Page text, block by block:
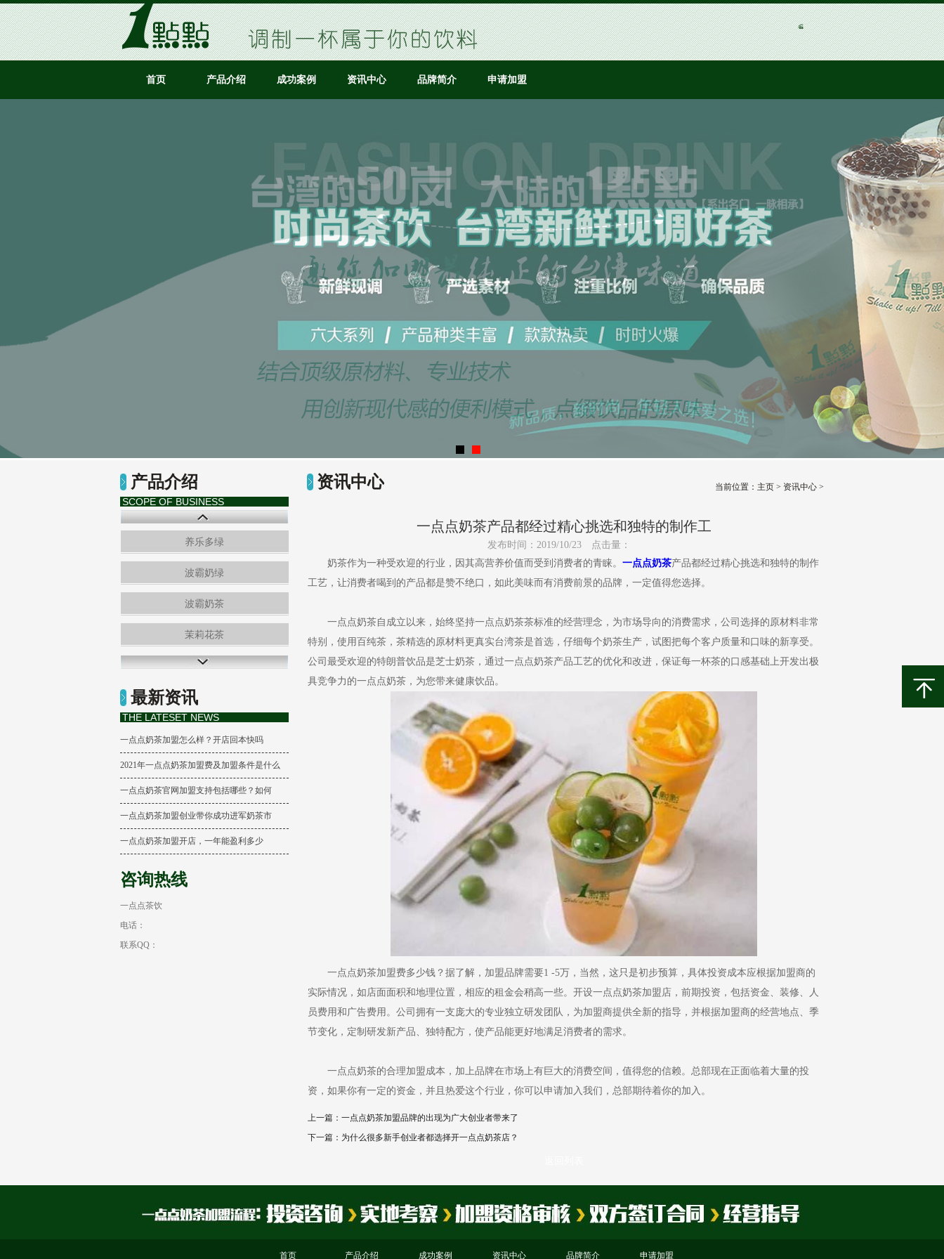
首页 产品介绍 成功案例 资讯中心 品牌简介 申请加盟
产品介绍
SCOPE OF BUSINESS
养乐多绿
波霸奶绿
波霸奶茶
茉莉花茶
冻顶乌龙茶
柠檬养乐多
最新资讯
THE LATESET NEWS
一点点奶茶加盟怎么样？开店回本快吗
2021年一点点奶茶加盟费及加盟条件是什么
一点点奶茶官网加盟支持包括哪些？如何
一点点奶茶加盟创业带你成功进军奶茶市
一点点奶茶加盟开店，一年能盈利多少
咨询热线
一点点茶饮
电话：
联系QQ：
资讯中心 当前位置： 主页 > 资讯中心 >
一点点奶茶产品都经过精心挑选和独特的制作工
发布时间：2019/10/23
点击量：
奶茶作为一种受欢迎的行业，因其高营养价值而受到消费者的青睐。 一点点奶茶产品都经过精心挑选和独特的制作
工艺，让消费者喝到的产品都是赞不绝口，如此美味而有消费前景的品牌，一定值得您选择。
一点点奶茶自成立以来，始终坚持一点点奶茶茶标准的经营理念，为市场导向的消费需求，公司选择的原材料非常
特别，使用百纯茶，茶精选的原材料更真实台湾茶是首选，仔细每个奶茶生产，试图把每个客户质量和口味的新享受。
公司最受欢迎的特朗普饮品是芝士奶茶，通过一点点奶茶产品工艺的优化和改进，保证每一杯茶的口感基础上开发出极
具竞争力的一点点奶茶，为您带来健康饮品。
一点点奶茶加盟费多少钱？据了解，加盟品牌需要1 -5万，当然，这只是初步预算，具体投资成本应根据加盟商的
实际情况，如店面面积和地理位置，相应的租金会稍高一些。开设一点点奶茶加盟店，前期投资，包括资金、装修、人
员费用和广告费用。公司拥有一支庞大的专业独立研发团队，为加盟商提供全新的指导，并根据加盟商的经营地点、季
节变化，定制研发新产品、独特配方，使产品能更好地满足消费者的需求。
一点点奶茶的合理加盟成本，加上品牌在市场上有巨大的消费空间，值得您的信赖。总部现在正面临着大量的投
资，如果你有一定的资金，并且热爱这个行业，你可以申请加入我们，总部期待着你的加入。
上一篇：一点点奶茶加盟品牌的出现为广大创业者带来了
下一篇：为什么很多新手创业者都选择开一点点奶茶店？
首页 产品介绍 成功案例 资讯中心 品牌简介 申请加盟